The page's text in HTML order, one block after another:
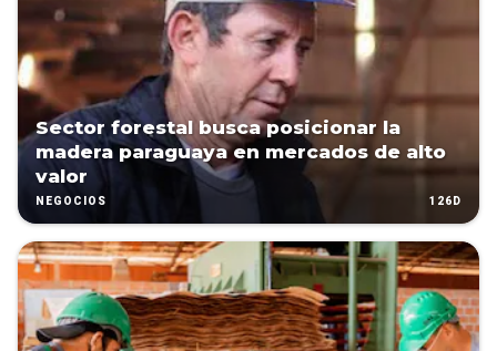
Sector forestal busca posicionar la
madera paraguaya en mercados de alto
valor
NEGOCIOS 126D